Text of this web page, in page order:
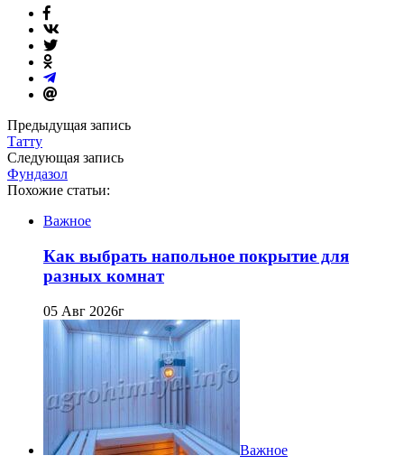
Предыдущая запись
Татту
Следующая запись
Фундазол
Похожие статьи:
Важное
Как выбрать напольное покрытие для
разных комнат
05 Авг 2026г
Важное